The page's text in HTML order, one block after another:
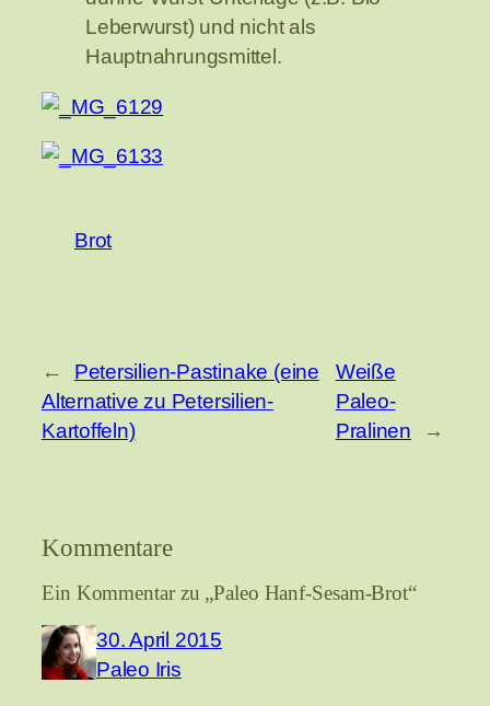
Leberwurst) und nicht als
Hauptnahrungsmittel.
Brot
←
Petersilien-Pastinake (eine
Alternative zu Petersilien-
Kartoffeln)
Weiße
Paleo-
Pralinen
→
Kommentare
Ein Kommentar zu „Paleo Hanf-Sesam-Brot“
30. April 2015
Paleo Iris